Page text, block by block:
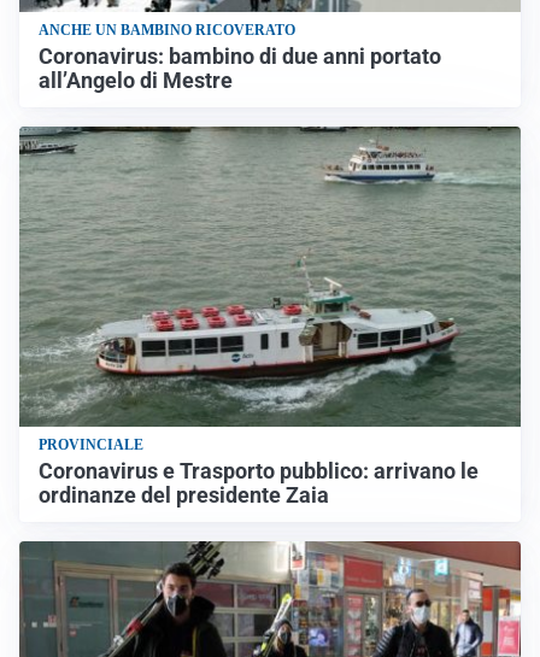
ANCHE UN BAMBINO RICOVERATO
Coronavirus: bambino di due anni portato
all’Angelo di Mestre
PROVINCIALE
Coronavirus e Trasporto pubblico: arrivano le
ordinanze del presidente Zaia